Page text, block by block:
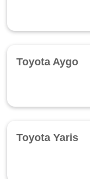
Toyota Aygo
Toyota Yaris